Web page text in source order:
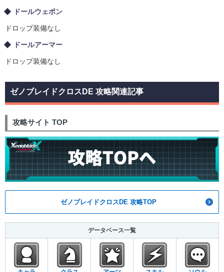
ドールウェポン
ドロップ装備なし
ドールアーマー
ドロップ装備なし
ゼノブレイドクロスDE 攻略関連記事
攻略サイト TOP
ゼノブレイドクロスDE 攻略TOP
データベース一覧